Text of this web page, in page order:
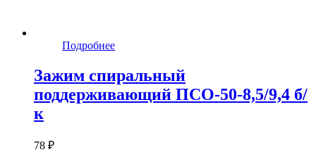
Подробнее
Зажим спиральный
поддерживающий ПСО-50-8,5/9,4 б/
к
78 ₽